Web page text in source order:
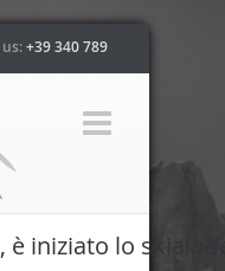
+39 340 789
è iniziato lo